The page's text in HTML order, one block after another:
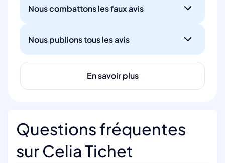
Nous combattons les faux avis
Nous publions tous les avis
En savoir plus
Questions fréquentes
sur Celia Tichet